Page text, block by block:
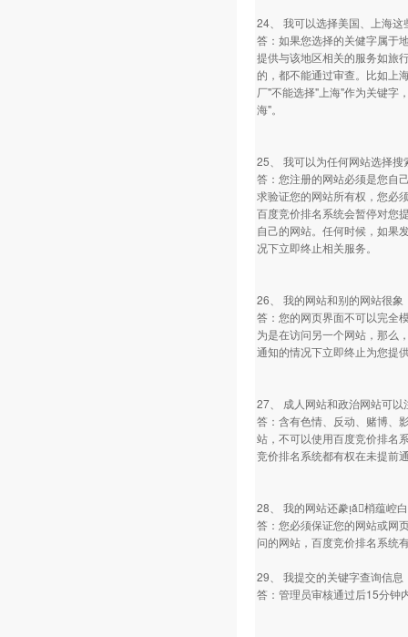
24、 我可以选择美国、上海
答：如果您选择的关健字属于
提供与该地区相关的服务如旅
的，都不能通过审查。比如上
厂"不能选择"上海"作为关键字
海"。
25、 我可以为任何网站选择
答：您注册的网站必须是您自
求验证您的网站所有权，您必
百度竞价排名系统会暂停对您
自己的网站。任何时候，如果
况下立即终止相关服务。
26、 我的网站和别的网站很
答：您的网页界面不可以完全
为是在访问另一个网站，那么
通知的情况下立即终止为您提
27、 成人网站和政治网站可
答：含有色情、反动、赌博、
站，不可以使用百度竞价排名
竞价排名系统都有权在未提前
28、 我的网站还豢ǎ梢蕴崆
答：您必须保证您的网站或网
问的网站，百度竞价排名系统
29、 我提交的关键字查询信
答：管理员审核通过后15分钟